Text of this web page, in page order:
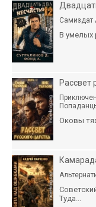
Самиздат
В умелых
Рассвет
Оковы
Туда...